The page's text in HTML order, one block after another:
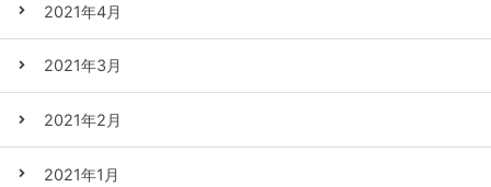
2021年4月
2021年3月
2021年2月
2021年1月